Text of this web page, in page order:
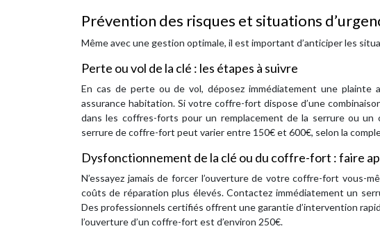
Prévention des risques et situations
Même avec une gestion optimale, il est important d’anticiper les
Perte ou vol de la clé : les étapes à suivre
En cas de perte ou de vol, déposez immédiatement une plainte
assurance habitation. Si votre coffre-fort dispose d’une
dans les coffres-forts pour un remplacement de la serrure ou un
serrure de coffre-fort peut varier entre 150€ et 600€, selon la
Dysfonctionnement de la clé ou du coffre-fort : faire
N’essayez jamais de forcer l’ouverture de votre coffre-fort vous-
coûts de réparation plus élevés. Contactez immédiatement un
Des professionnels certifiés offrent une garantie d’intervention
l’ouverture d’un coffre-fort est d’environ 250€.